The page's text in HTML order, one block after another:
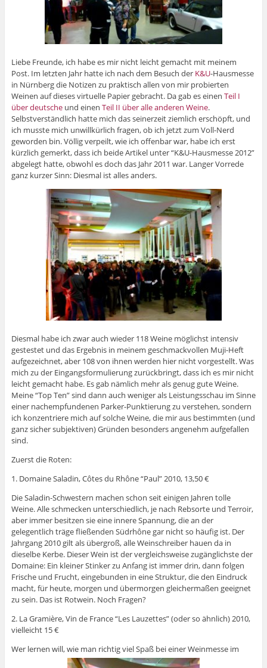
Liebe Freunde, ich habe es mir nicht leicht gemacht mit meinem
Post. Im letzten Jahr hatte ich nach dem Besuch der K&U-Hausmesse
in Nürnberg die Notizen zu praktisch allen von mir probierten
Weinen auf dieses virtuelle Papier gebracht. Da gab es einen Teil I
über deutscheund einen Teil II über alle anderen Weine.
Selbstverständlich hatte mich das seinerzeit ziemlich erschöpft, und
ich musste mich unwillkürlich fragen, ob ich jetzt zum Voll-Nerd
geworden bin. Völlig verpeilt, wie ich offenbar war, habe ich erst
kürzlich gemerkt, dass ich beide Artikel unter “K&U-Hausmesse 2012”
abgelegt hatte, obwohl es doch das Jahr 2011 war. Langer Vorrede
ganz kurzer Sinn: Diesmal ist alles anders.
Diesmal habe ich zwar auch wieder 118 Weine möglichst intensiv
gestestet und das Ergebnis in meinem geschmackvollen Muji-Heft
aufgezeichnet, aber 108 von ihnen werden hier nicht vorgestellt. Was
mich zu der Eingangsformulierung zurückbringt, dass ich es mir nicht
leicht gemacht habe. Es gab nämlich mehr als genug gute Weine.
Meine “Top Ten” sind dann auch weniger als Leistungsschau im Sinne
einer nachempfundenen Parker-Punktierung zu verstehen, sondern
ich konzentriere mich auf solche Weine, die mir aus bestimmten (und
ganz sicher subjektiven) Gründen besonders angenehm aufgefallen
sind.
Zuerst die Roten:
1. Domaine Saladin, Côtes du Rhône “Paul” 2010, 13,50 €
Die Saladin-Schwestern machen schon seit einigen Jahren tolle
Weine. Alle schmecken unterschiedlich, je nach Rebsorte und Terroir,
aber immer besitzen sie eine innere Spannung, die an der
gelegentlich träge fließenden Südrhône gar nicht so häufig ist. Der
Jahrgang 2010 gilt als übergroß, alle Weinschreiber hauen da in
dieselbe Kerbe. Dieser Wein ist der vergleichsweise zugänglichste der
Domaine: Ein kleiner Stinker zu Anfang ist immer drin, dann folgen
Frische und Frucht, eingebunden in eine Struktur, die den Eindruck
macht, für heute, morgen und übermorgen gleichermaßen geeignet
zu sein. Das ist Rotwein. Noch Fragen?
2. La Gramière, Vin de France “Les Lauzettes” (oder so ähnlich) 2010,
vielleicht 15 €
Wer lernen will, wie man richtig viel Spaß bei einer Weinmesse im